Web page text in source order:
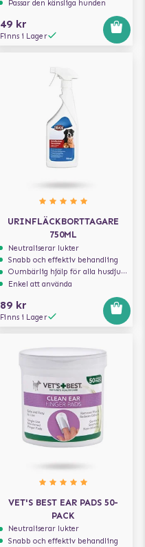
Passar den känsliga hunden
49 kr
Finns i Lager
URINFLÄCKBORTTAGARE
750ML
Neutraliserar lukter
Snabb och effektiv behandling
Oumbärlig hjälp för alla husdjursägare
Enkel att använda
89 kr
Finns i Lager
VET'S BEST EAR PADS 50-
PACK
Neutraliserar lukter
Snabb och effektiv behandling